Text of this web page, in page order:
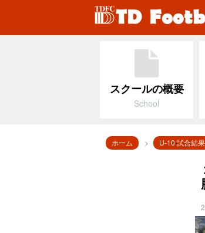
スクールの概要
School
ホーム U-10 試合結果